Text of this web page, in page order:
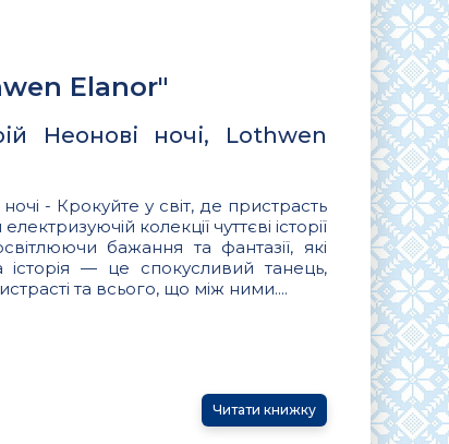
Elanor"
Неонові ночі, Lothwen
- Крокуйте у світ, де пристрасть
колекції чуттєві історії
бажання та фантазії, які
— це спокусливий танець,
та всього, що між ними....
Читати книжку